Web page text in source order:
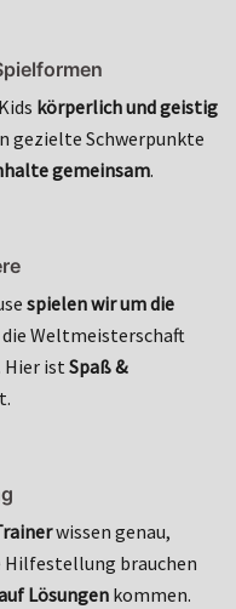
körperlich und geistig
gezielte Schwerpunkte
gemeinsam.
spielen wir um die
die Weltmeisterschaft
Hier istSpaß &
wissen genau,
Hilfestellung brauchen
Lösungen kommen.